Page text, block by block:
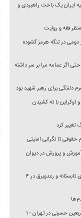
ایران یک باخت راهبردی و
فقه و روایت
در تنگه هرمز گشوده
اگر عمامه مرا بر سر داشته
برای رهبر شهید بود
اوکراین با ته کشیدن
تغییر کرد
حقوقی تا نگرانی امنیتی
آموزش و پرورش در دیوان
هشدار تداوم بارش‌های تابستانه و رعدوبرق در ۴
حسینی در تهران - ۱